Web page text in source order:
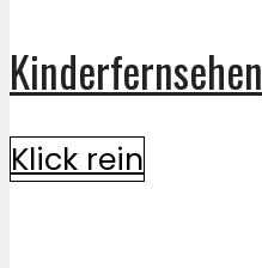
Kinderfernsehen
Klick rein